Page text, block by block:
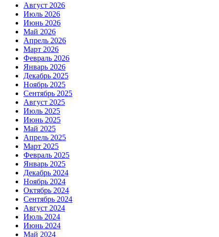
Август 2026
Июль 2026
Июнь 2026
Май 2026
Апрель 2026
Март 2026
Февраль 2026
Январь 2026
Декабрь 2025
Ноябрь 2025
Сентябрь 2025
Август 2025
Июль 2025
Июнь 2025
Май 2025
Апрель 2025
Март 2025
Февраль 2025
Январь 2025
Декабрь 2024
Ноябрь 2024
Октябрь 2024
Сентябрь 2024
Август 2024
Июль 2024
Июнь 2024
Май 2024